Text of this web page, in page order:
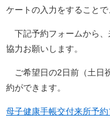
ケートの入力をすること
下記予約フォームから、
協力お願いします。
ご希望日の2日前（土日
約ができます。
母子健康手帳交付来所予約